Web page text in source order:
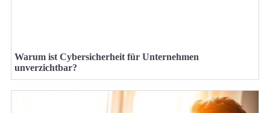
Warum ist Cybersicherheit für Unternehmen
unverzichtbar?